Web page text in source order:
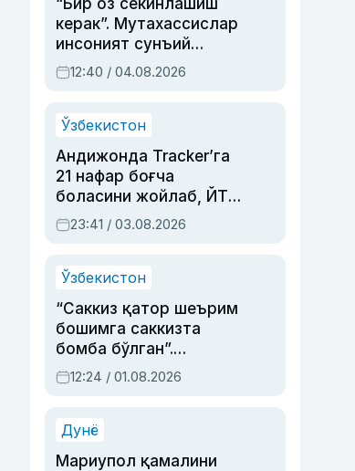
“Бир оз секинлашиш
керак”. Мутахассислар
инсоният сунъий
интеллектни бошқара
олмай қолишидан
12:40 / 04.08.2026
Ўзбекистон
Андижонда Tracker’га
21 нафар боғча
боласини жойлаб, ЙТҲ
содир этган аёлга суд
ҳукми ўқилди
23:41 / 03.08.2026
Ўзбекистон
“Саккиз қатор шеърим
бошимга саккизта
бомба бўлган”.
Абдулла Ориповни
сиёсий айбловлардан
12:24 / 01.08.2026
Дунё
Мариупол қамалини